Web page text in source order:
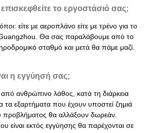
το εργοστάσιό σας;
είτε με αεροπλάνο είτε με τρένο για το
Guangzhou. Θα σας παραλάβουμε από το
σταθμό και μετά θα πάμε μαζί.
η εγγύησή σας;
ανθρώπινο λάθος, κατά τη διάρκεια
εξαρτήματα που έχουν υποστεί ζημιά
προβλήματος θα αλλάξουν δωρεάν.
είναι εκτός εγγύησης θα παρέχονται σε